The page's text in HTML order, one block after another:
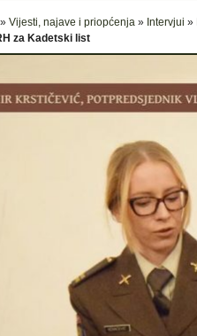
» Vijesti, najave i priopćenja » Intervjui »
za Kadetski list